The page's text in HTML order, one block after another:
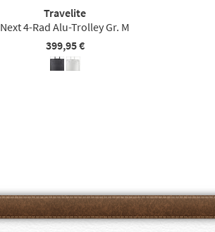
Travelite
Next 4-Rad Alu-Trolley Gr. M
399,95 €